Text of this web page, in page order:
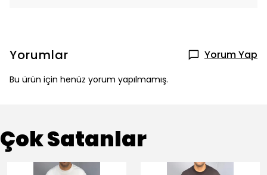
Yorumlar Yorum Yap
Bu ürün için henüz yorum yapılmamış.
Çok Satanlar